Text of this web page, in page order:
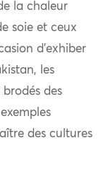
la chaleur
soie et ceux
d’exhiber
les
brodés des
des cultures